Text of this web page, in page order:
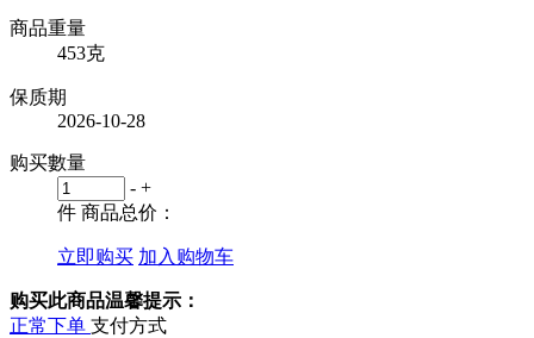
商品重量
453克
保质期
2026-10-28
购买數量
- +
件 商品总价：
立即购买 加入购物车
购买此商品温馨提示：
正常下单 支付方式